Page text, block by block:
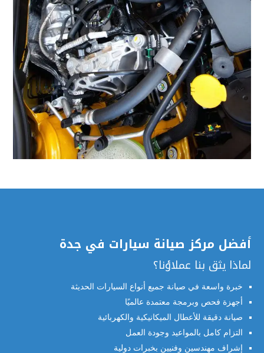
أفضل مركز صيانة سيارات في جدة
لماذا يثق بنا عملاؤنا؟
خبرة واسعة في صيانة جميع أنواع السيارات الحديثة
أجهزة فحص وبرمجة معتمدة عالميًا
صيانة دقيقة للأعطال الميكانيكية والكهربائية
التزام كامل بالمواعيد وجودة العمل
إشراف مهندسين وفنيين بخبرات دولية